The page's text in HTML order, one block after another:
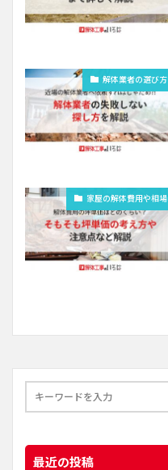
解体業者の選び方
家屋の解体費用や相場
最近の投稿